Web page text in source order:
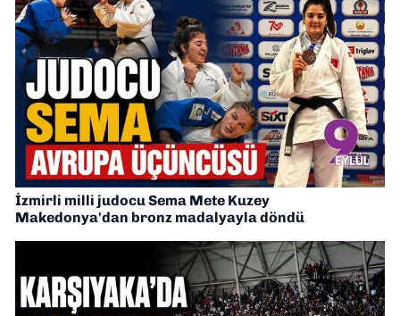
İzmirli milli judocu Sema Mete Kuzey
Makedonya'dan bronz madalyayla döndü